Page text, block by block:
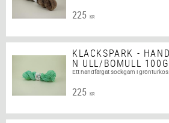
225 KR
KLACKSPARK -
N ULL/BOMULL 100G
Ett handfärgat sockgarn i grönturkos.
225 KR